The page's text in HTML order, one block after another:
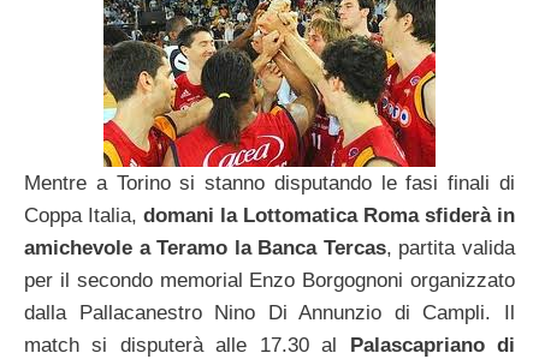
Mentre a Torino si stanno disputando le fasi finali di
Coppa Italia, domani la Lottomatica Roma sfiderà in
amichevole a Teramo la Banca Tercas, partita valida
per il secondo memorial Enzo Borgognoni organizzato
dalla Pallacanestro Nino Di Annunzio di Campli. Il
match si disputerà alle 17.30 al
Palascapriano di